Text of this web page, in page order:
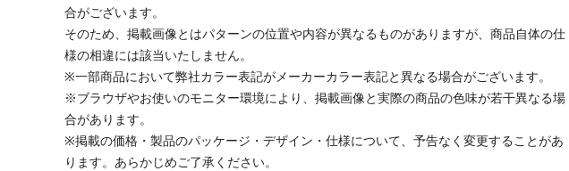
合がございます。
そのため、掲載画像とはパターンの位置や内容が異なるものがありますが、商品自体の仕
様の相違には該当いたしません。
※一部商品において弊社カラー表記がメーカーカラー表記と異なる場合がございます。
※ブラウザやお使いのモニター環境により、掲載画像と実際の商品の色味が若干異なる場
合があります。
※掲載の価格・製品のパッケージ・デザイン・仕様について、予告なく変更することがあ
ります。あらかじめご了承ください。